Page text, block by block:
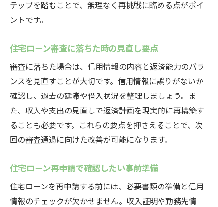
住宅ローン審査専門家に相談するメリット
住宅ローン審査通過のための信用情報見直
し
住宅ローン審査に強くなる収支バランス調
整法
住宅ローンの審査基準対策と実践例紹介
住宅ローン審査改善に役立つ生活習慣
住宅ローン通過率を高める申込ポイント
住宅ローン審査の壁を乗り越えるための相談活
用法
テップを踏むことで、無理なく再挑戦に臨める点がポイ
ントです。
住宅ローン審査に落ちた時の見直し要点
審査に落ちた場合は、信用情報の内容と返済能力のバラ
ンスを見直すことが大切です。信用情報に誤りがないか
確認し、過去の延滞や借入状況を整理しましょう。ま
た、収入や支出の見直しで返済計画を現実的に再構築す
ることも必要です。これらの要点を押さえることで、次
回の審査通過に向けた改善が可能になります。
住宅ローン再申請で確認したい事前準備
住宅ローンを再申請する前には、必要書類の準備と信用
情報のチェックが欠かせません。収入証明や勤務先情